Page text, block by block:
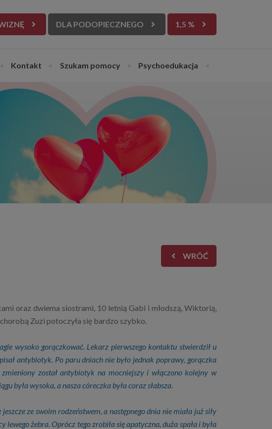
DLA PODOPIECZNEGO 1,5 %
Kontakt Szukam pomocy Psychoedukacja
WRÓĆ
oraz dwiema siostrami, 10 letnią Gabi i młodszą, Wiktorią,
Zuzi potoczyła się bardzo szybko.
wysoko gorączkować. Lekarz pierwszego kontaktu stwierdził u
antybiotyk. Po paru dniach nie było jednak poprawy, gorączka
został antybiotyk na mocniejszy i włączono kolejny w
była wysoka, a nasza córeczka była coraz słabsza.
ze swoim rodzeństwem, a następnego dnia nie miała już siły
żebra. Oprócz tego zrobiła się apatyczna, duża spała i była